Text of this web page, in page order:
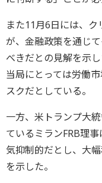
また11月6日には、
が、金融政策を通じ
べきだとの見解を示
当局にとっては労働
スクだとしている。
一方、米トランプ大
ているミランFRB理
気抑制的だとし、大
を示した。